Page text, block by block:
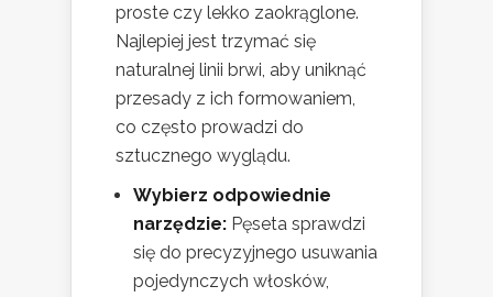
proste czy lekko zaokrąglone.
Najlepiej jest trzymać się
naturalnej linii brwi, aby uniknąć
przesady z ich formowaniem,
co często prowadzi do
sztucznego wyglądu.
Wybierz odpowiednie
narzędzie: Pęseta sprawdzi
się do precyzyjnego usuwania
pojedynczych włosków,